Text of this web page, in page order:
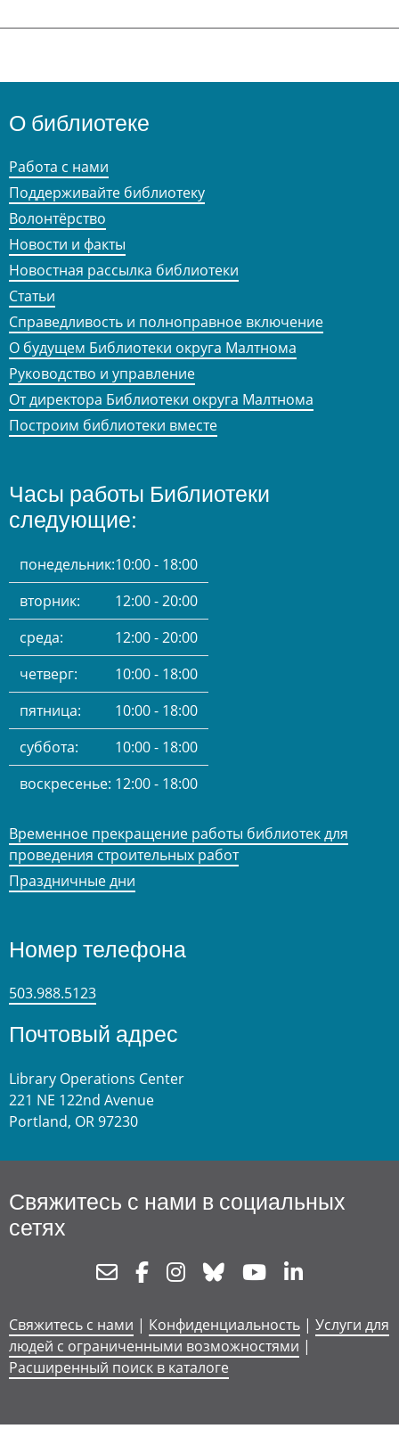
О библиотеке
Работа с нами
Поддерживайте библиотеку
Волонтёрство
Новости и факты
Новостная рассылка библиотеки
Статьи
Справедливость и полноправное включение
О будущем Библиотеки округа Малтнома
Руководство и управление
От директора Библиотеки округа Малтнома
Построим библиотеки вместе
Часы работы Библиотеки
следующие:
понедельник:10:00 - 18:00
вторник:
12:00 - 20:00
среда:
12:00 - 20:00
четверг:
10:00 - 18:00
пятница:
10:00 - 18:00
суббота:
10:00 - 18:00
воскресенье: 12:00 - 18:00
Временное прекращение работы библиотек для
проведения строительных работ
Праздничные дни
Номер телефона
503.988.5123
Почтовый адрес
Library Operations Center
221 NE 122nd Avenue
Portland, OR 97230
Свяжитесь с нами в социальных
сетях
NewsletterFacebookInstagram
Bluesky Youtube
Свяжитесь с нами | Конфиденциальность | Услуги для
людей с ограниченными возможностями |
Расширенный поиск в каталоге